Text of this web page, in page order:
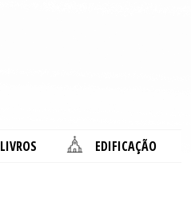
LIVROS EDIFICAÇÃO